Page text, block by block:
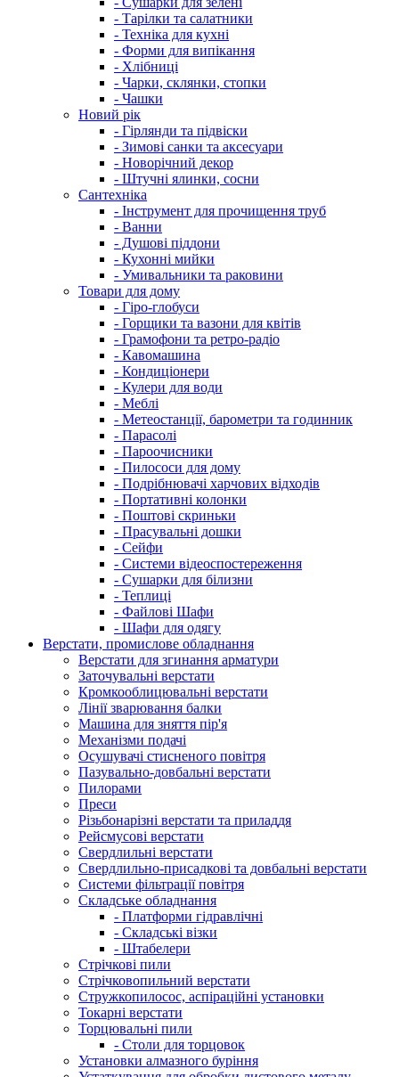
- Тарілки та салатники
- Техніка для кухні
- Форми для випікання
- Хлібниці
- Чарки, склянки, стопки
- Чашки
Новий рік
- Гірлянди та підвіски
- Зимові санки та аксесуари
- Новорічний декор
- Штучні ялинки, сосни
Сантехніка
- Інструмент для прочищення труб
- Ванни
- Душові піддони
- Кухонні мийки
- Умивальники та раковини
Товари для дому
- Гіро-глобуси
- Горщики та вазони для квітів
- Грамофони та ретро-радіо
- Кавомашина
- Кондиціонери
- Кулери для води
- Меблі
- Метеостанції, барометри та годинник
- Парасолі
- Пароочисники
- Пилососи для дому
- Подрібнювачі харчових відходів
- Портативні колонки
- Поштові скриньки
- Прасувальні дошки
- Сейфи
- Системи відеоспостереження
- Сушарки для білизни
- Теплиці
- Файлові Шафи
- Шафи для одягу
Верстати, промислове обладнання
Верстати для згинання арматури
Заточувальні верстати
Кромкооблицювальні верстати
Лінії зварювання балки
Машина для зняття пір'я
Механізми подачі
Осушувачі стисненого повітря
Пазувально-довбальні верстати
Пилорами
Преси
Різьбонарізні верстати та приладдя
Рейсмусові верстати
Свердлильні верстати
Свердлильно-присадкові та довбальні верстати
Системи фільтрації повітря
Складське обладнання
- Платформи гідравлічні
- Складські візки
- Штабелери
Стрічкові пили
Стрічковопильний верстати
Стружкопилосос, аспіраційні установки
Токарні верстати
Торцювальні пили
- Столи для торцовок
Установки алмазного буріння